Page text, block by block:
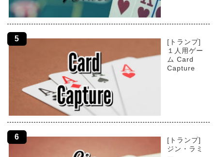
[トランプ]
１人用ゲー
ム Card
Capture
[トランプ]
ジン・ラミ